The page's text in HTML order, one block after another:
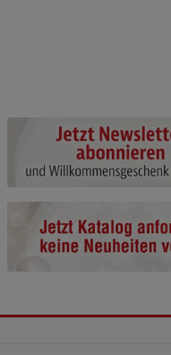
Beschreibung Notwendige
Cookie-
Funktionale
Beschreibung Funktionale
Statistik
Beschreibung Statistik